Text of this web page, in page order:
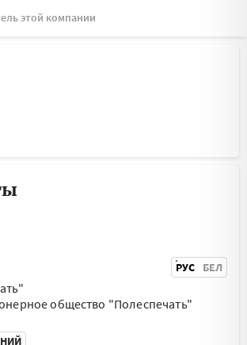
этой компании
РУС БЕЛ
общество "Полеспечать"